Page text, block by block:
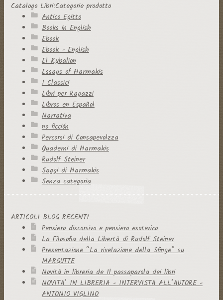
Catalogo Libri:Categorie prodotto
Antico Egitto
Books in English
Ebook
Ebook - English
El Kybalion
Essays of Harmakis
I Classici
Libri per Ragazzi
Libros en Español
Narrativa
no ficción
Percorsi di Consapevolzza
Quaderni di Harmakis
Rudolf Steiner
Saggi di Harmakis
Senza categoria
ARTICOLI BLOG RECENTI
Pensiero discorsivo e pensiero esoterico
La Filosofia della Libertà di Rudolf Steiner
Presentazione “La rivelazione della Sfinge” su
MARGUTTE
Novità in libreria de Il passaparola dei libri
NOVITA’ IN LIBRERIA - INTERVISTA ALL’AUTORE -
ANTONIO VIGLINO